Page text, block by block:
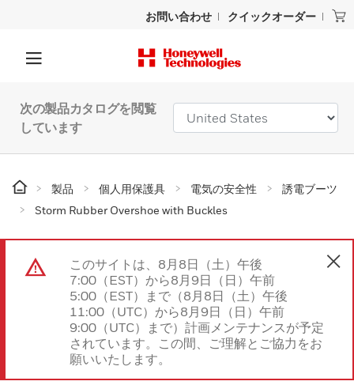
お問い合わせ クイックオーダー
次の製品カタログを閲覧
しています
製品 個人用保護具 電気の安全性
誘電ブーツ
Storm Rubber Overshoe with Buckles
このサイトは、8月8日（土）午後
7:00（EST）から8月9日（日）午前
5:00（EST）まで（8月8日（土）午後
11:00（UTC）から8月9日（日）午前
9:00（UTC）まで）計画メンテナンスが予定
されています。この間、ご理解とご協力をお
願いいたします。